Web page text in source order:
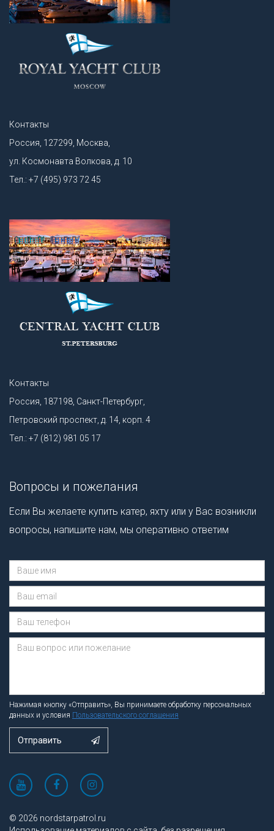
Контакты
Россия, 127299, Москва,
ул. Космонавта Волкова, д. 10
Тел.: +7 (495) 973 72 45
Контакты
Россия, 187198, Санкт-Петербург,
Петровский проспект, д. 14, корп. 4
Тел.: +7 (812) 981 05 17
Вопросы и пожелания
Если Вы желаете купить катер, яхту или у Вас возникли
вопросы, напишите нам, мы оперативно ответим
Нажимая кнопку «Отправить», Вы принимаете обработку персональных
данных и условия Пользовательского соглашения
Отправить
© 2026 nordstarpatrol.ru